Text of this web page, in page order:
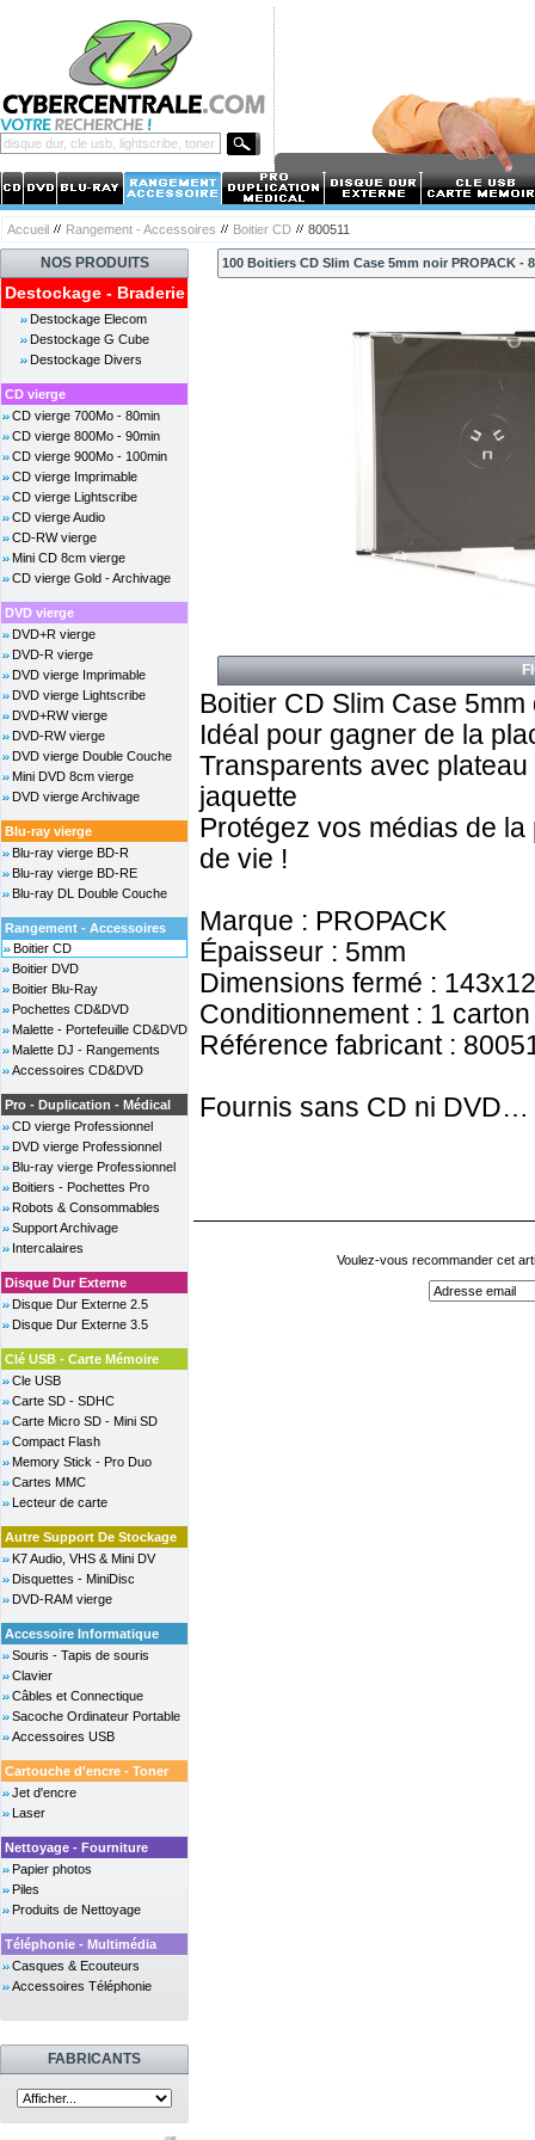
Accueil Rangement - Accessoires Boitier CD 800511
NOS PRODUITS
Destockage - Braderie
Destockage Elecom
Destockage G Cube
Destockage Divers
CD vierge
CD vierge 700Mo - 80min
CD vierge 800Mo - 90min
CD vierge 900Mo - 100min
CD vierge Imprimable
CD vierge Lightscribe
CD vierge Audio
CD-RW vierge
Mini CD 8cm vierge
CD vierge Gold - Archivage
DVD vierge
DVD+R vierge
DVD-R vierge
DVD vierge Imprimable
DVD vierge Lightscribe
DVD+RW vierge
DVD-RW vierge
DVD vierge Double Couche
Mini DVD 8cm vierge
DVD vierge Archivage
Blu-ray vierge
Blu-ray vierge BD-R
Blu-ray vierge BD-RE
Blu-ray DL Double Couche
Rangement - Accessoires
Boitier CD
Boitier DVD
Boitier Blu-Ray
Pochettes CD&DVD
Malette - Portefeuille CD&DVD
Malette DJ - Rangements
Accessoires CD&DVD
Pro - Duplication - Médical
CD vierge Professionnel
DVD vierge Professionnel
Blu-ray vierge Professionnel
Boitiers - Pochettes Pro
Robots & Consommables
Support Archivage
Intercalaires
Disque Dur Externe
Disque Dur Externe 2.5
Disque Dur Externe 3.5
Clé USB - Carte Mémoire
Cle USB
Carte SD - SDHC
Carte Micro SD - Mini SD
Compact Flash
Memory Stick - Pro Duo
Cartes MMC
Lecteur de carte
Autre Support De Stockage
K7 Audio, VHS & Mini DV
Disquettes - MiniDisc
DVD-RAM vierge
Accessoire Informatique
Souris - Tapis de souris
Clavier
Câbles et Connectique
Sacoche Ordinateur Portable
Accessoires USB
Cartouche d'encre - Toner
Jet d'encre
Laser
Nettoyage - Fourniture
Papier photos
Piles
Produits de Nettoyage
Téléphonie - Multimédia
Casques & Ecouteurs
Accessoires Téléphonie
FABRICANTS
100 Boitiers CD Slim Case 5mm noir PROPACK -
Boitier CD Slim Case
Idéal pour gagner de la
Transparents avec
jaquette
Protégez vos médias de
de vie !
Marque : PROPACK
Épaisseur : 5mm
Dimensions fermé :
Conditionnement : 1
Référence fabricant :
Fournis sans CD ni DVD…
Voulez-vous recommander cet